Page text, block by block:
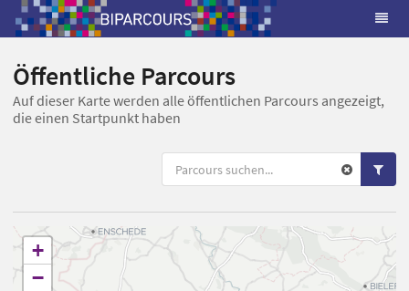
Öffentliche Parcours
Auf dieser Karte werden alle öffentlichen Parcours angezeigt,
die einen Startpunkt haben
+
−